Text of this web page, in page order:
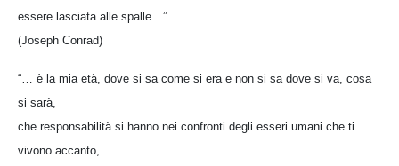
essere lasciata alle spalle…”.
(Joseph Conrad)
“… è la mia età, dove si sa come si era e non si sa dove si va, cosa
si sarà,
che responsabilità si hanno nei confronti degli esseri umani che ti
vivono accanto,